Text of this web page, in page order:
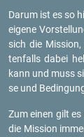
Darum ist es so
ei­ge­ne
sich die
ten­falls dabei
kann und muss
se und
Zum einen gilt
die Mis­si­on